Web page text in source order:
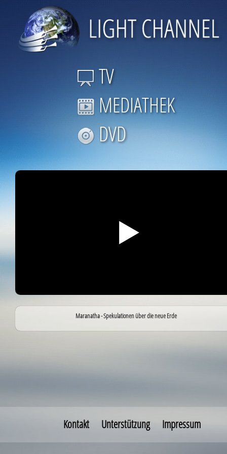
TV
MEDIATHEK
DVD
Maranatha - Spekulationen über die neue Erde
Kontakt Unterstützung Impressum